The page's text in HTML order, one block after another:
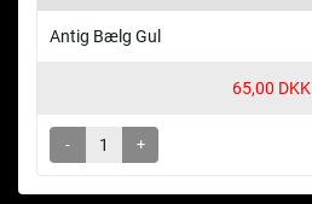
Antig Bælg Gul
65,00 DKK
- +